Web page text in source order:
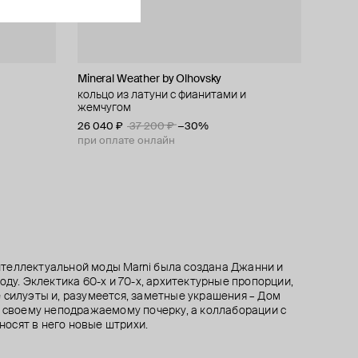
Mineral Weather by Olhovsky
кольцо из латуни с фианитами и
жемчугом
26 040 ₽ 37 200 ₽ −30%
при оплате онлайн
Panfil
ободок из золотой парчи с розовым
переливом
10 000 ₽
Marni
золотистое кольцо-печатка
33 300 ₽ 37 000 ₽
при оплате онлайн
Marni
шарм с буквой a
37 000 ₽
моды Marni была создана Джанни и
Эклектика 60-х и 70-х, архитектурные пропорции,
и, разумеется, заметные украшения – Дом
неподражаемому почерку, а коллаборации с
в него новые штрихи.